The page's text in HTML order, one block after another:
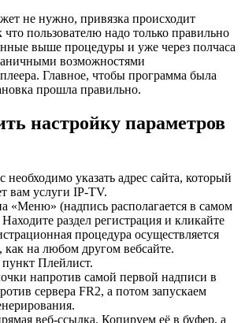
не нужно, привязка происходит
что пользователю надо только правильно
выше процедуры и уже через полчаса
возможностями
Главное, чтобы программа была
прошла правильно.
настройку параметров
необходимо указать адрес сайта, который
вам услуги IP-TV.
«Меню» (надпись располагается в самом
Находите раздел регистрация и кликайте
процедура осуществляется
как на любом другом вебсайте.
Плейлист.
напротив самой первой надписи в
сервера FR2, а потом запускаем
веб-ссылка. Копируем её в буфер, а